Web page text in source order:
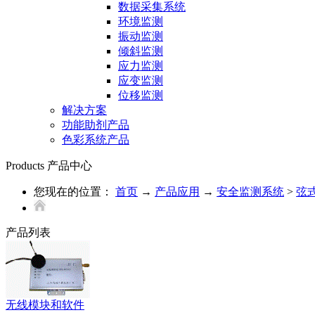
数据采集系统
环境监测
振动监测
倾斜监测
应力监测
应变监测
位移监测
解决方案
功能助剂产品
色彩系统产品
Products 产品中心
您现在的位置： 首页 → 产品应用 → 安全监测系统 > 弦
产品列表
无线模块和软件